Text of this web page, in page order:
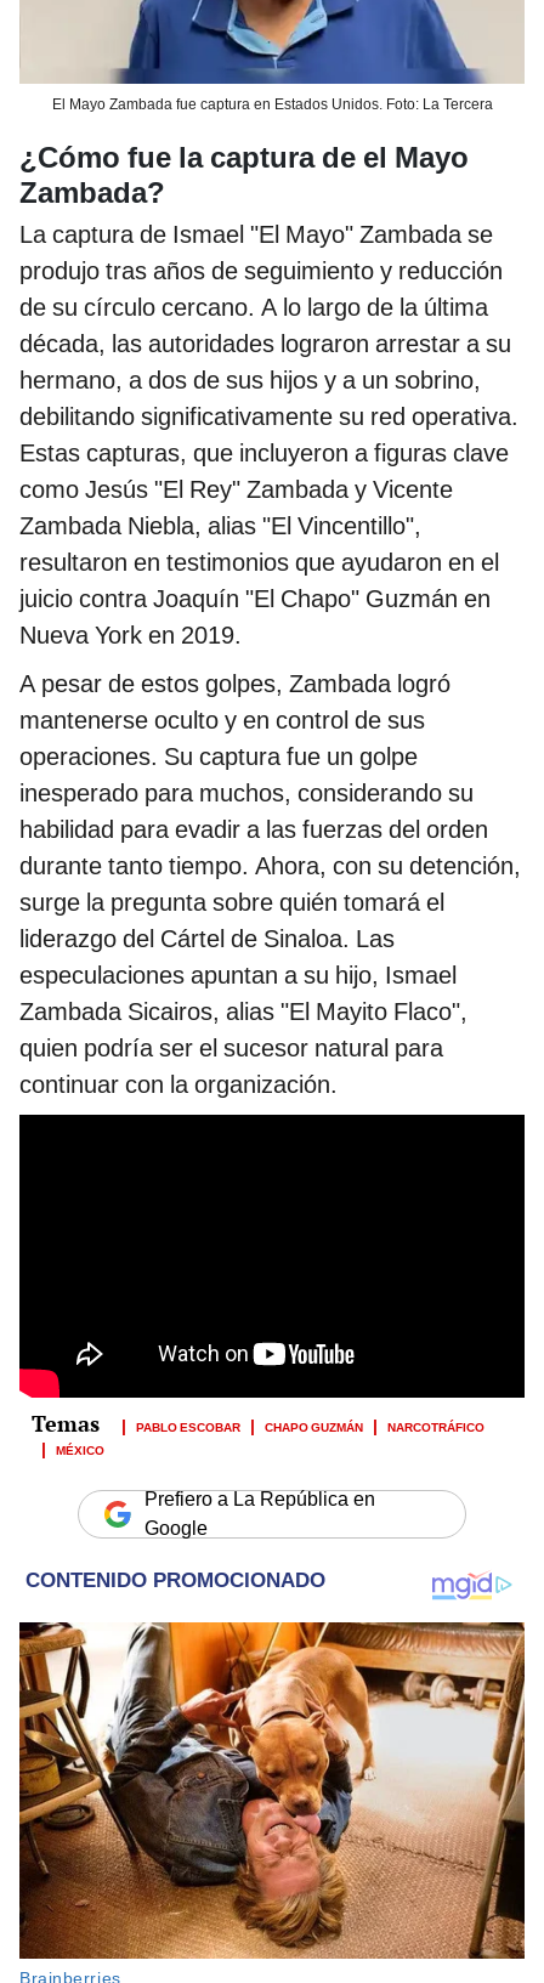
El Mayo Zambada fue captura en Estados Unidos. Foto: La Tercera
¿Cómo fue la captura de el Mayo
Zambada?
La captura de Ismael "El Mayo" Zambada se
produjo tras años de seguimiento y reducción
de su círculo cercano. A lo largo de la última
década, las autoridades lograron arrestar a su
hermano, a dos de sus hijos y a un sobrino,
debilitando significativamente su red operativa.
Estas capturas, que incluyeron a figuras clave
como Jesús "El Rey" Zambada y Vicente
Zambada Niebla, alias "El Vincentillo",
resultaron en testimonios que ayudaron en el
juicio contra Joaquín "El Chapo" Guzmán en
Nueva York en 2019.
A pesar de estos golpes, Zambada logró
mantenerse oculto y en control de sus
operaciones. Su captura fue un golpe
inesperado para muchos, considerando su
habilidad para evadir a las fuerzas del orden
durante tanto tiempo. Ahora, con su detención,
surge la pregunta sobre quién tomará el
liderazgo del Cártel de Sinaloa. Las
especulaciones apuntan a su hijo, Ismael
Zambada Sicairos, alias "El Mayito Flaco",
quien podría ser el sucesor natural para
continuar con la organización.
PABLO ESCOBAR CHAPO GUZMÁN
NARCOTRÁFICO
MÉXICO
Prefiero a La República en
Google